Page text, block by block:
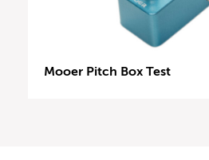
Mooer Pitch Box Test